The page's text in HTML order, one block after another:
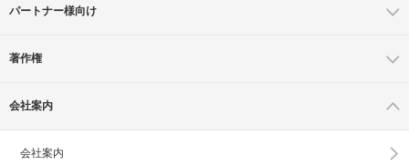
パートナー様向け
著作権
会社案内
会社案内